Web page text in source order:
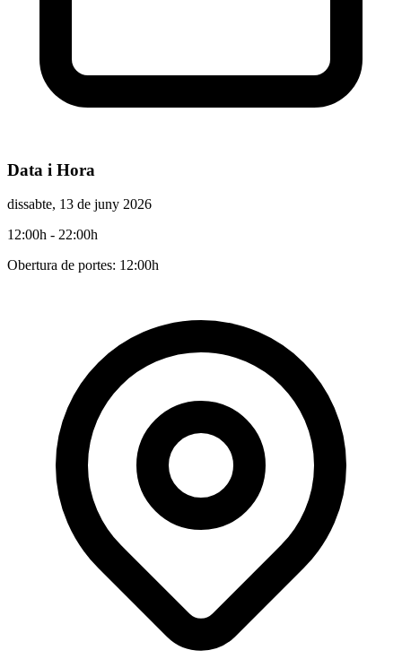
Data i Hora
dissabte, 13 de juny 2026
12:00h - 22:00h
Obertura de portes: 12:00h